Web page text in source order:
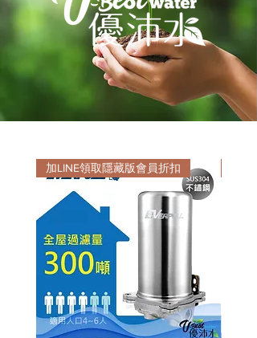
加LINE領取隱藏版會員折扣